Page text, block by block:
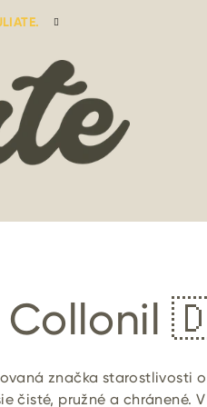
Collonil
značka starostlivosti
čisté, pružné a chránené.